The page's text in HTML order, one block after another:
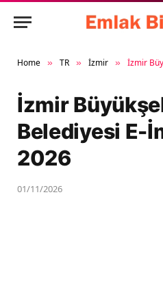
Home » TR » İzmir » İzmir
İzmir
Belediyesi E-
2026
01/11/2026